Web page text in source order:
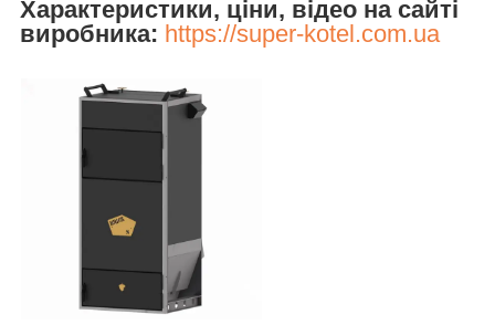
Характеристики, ціни, відео на сайті
виробника: https://super-kotel.com.ua